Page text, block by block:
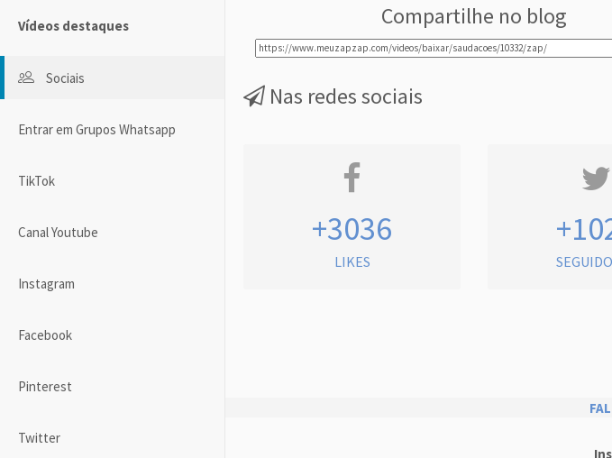
Vídeos destaques
Sociais
Entrar em Grupos Whatsapp
TikTok
Canal Youtube
Instagram
Facebook
Pinterest
Twitter
Compartilhe no blog
Nas redes sociais
+3036
LIKES